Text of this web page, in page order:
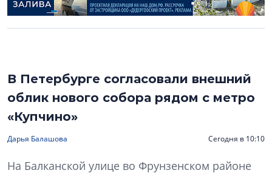
В Петербурге согласовали внешний
облик нового собора рядом с метро
«Купчино»
Дарья Балашова Сегодня в 10:10
На Балканской улице во Фрунзенском районе